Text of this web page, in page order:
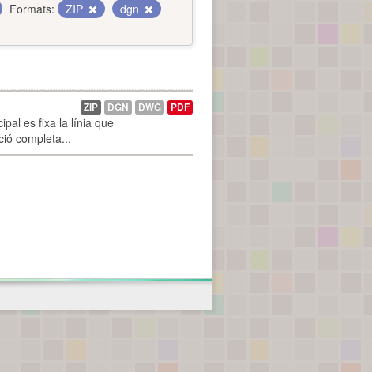
Formats: ZIP
dgn
es fixa la línia que
completa...
ZIP DGN DWG PDF